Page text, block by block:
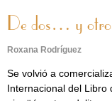
De dos… y
Roxana Rodríguez
Se volvió a
Internacional del Libro